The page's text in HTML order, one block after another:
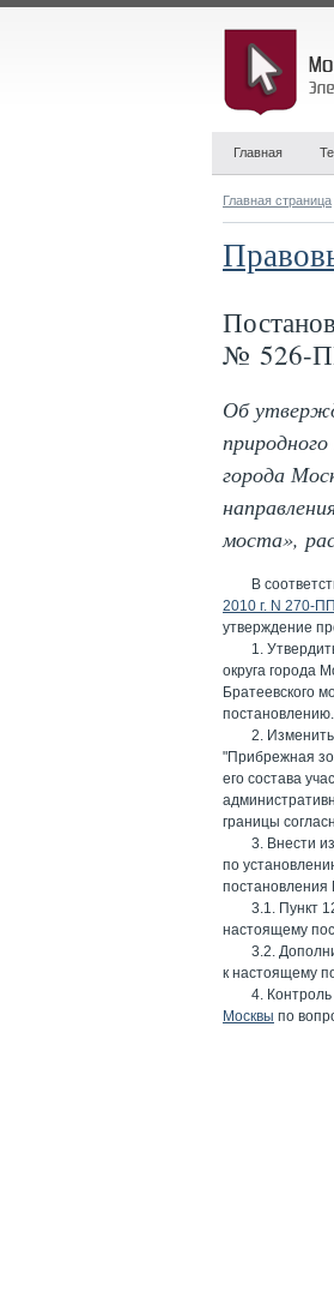
Главная
Главная страница
№ 526-
Об
города
моста»,
В
2010 г. N 270-ПП
утверждение
1.
округа города
Братеевского
постановлению.
2.
"Прибрежная
его состава
границы
3. Внести
по
постановления
3.1. Пункт
настоящему
3.2.
к настоящему
4.
Москвы по